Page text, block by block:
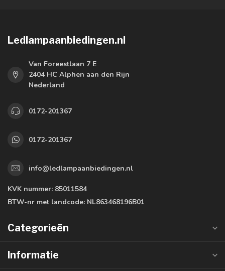
Ledlampaanbiedingen.nl
Van Foreestlaan 7 E
2404 HC Alphen aan den Rijn
Nederland
0172-201367
0172-201367
info@ledlampaanbiedingen.nl
KVK nummer: 85011584
BTW-nr met landcode: NL863468196B01
Categorieën
Informatie